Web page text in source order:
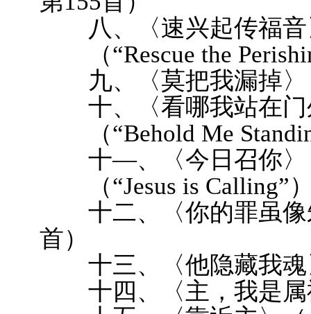
八、〈速兴起传福音
（“Rescue the
九、〈莫把我漏掉〉
十、〈看哪我站在门
（“Behold Me
十—、〈今日召你〉
（“Jesus is Calling”
十二、〈你的罪虽像
首）
十三、〈他隐藏我魂
十四、〈主，我是属